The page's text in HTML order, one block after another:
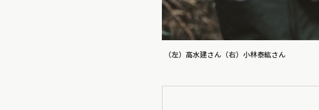
（左）高水建さん（右）小林泰紘さん